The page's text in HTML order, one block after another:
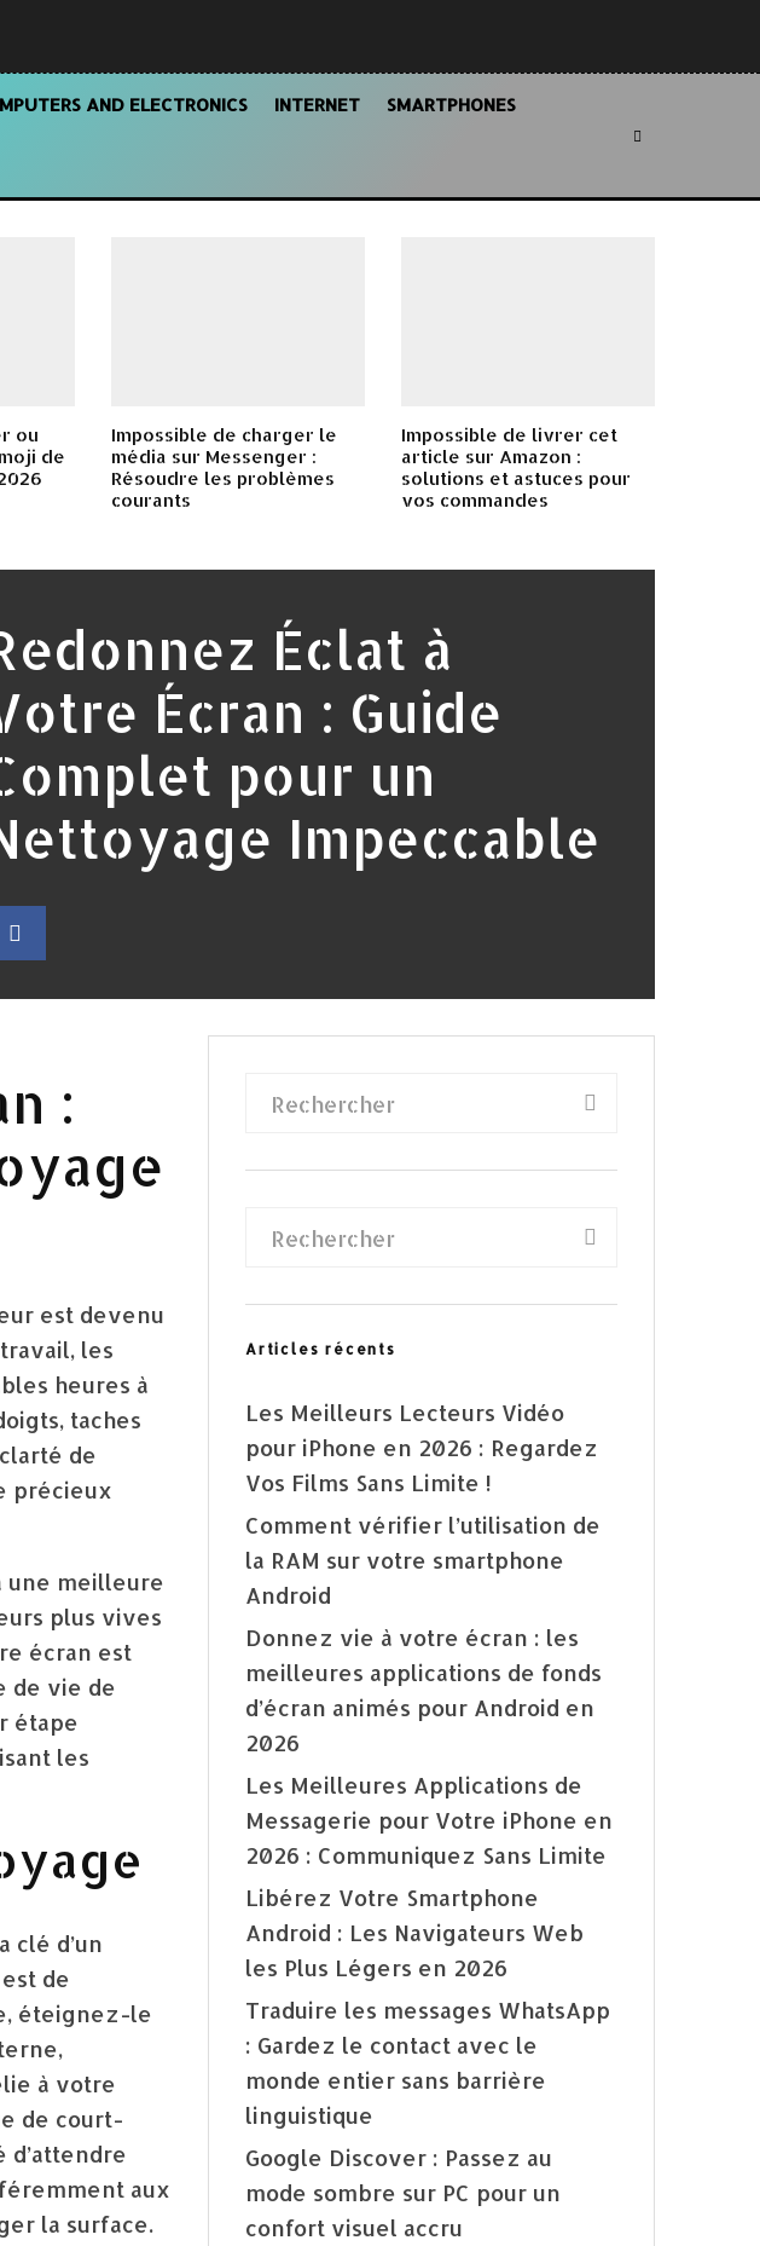
AND ELECTRONICS INTERNET SMARTPHONES
ou
de
Impossible de charger le
média sur Messenger :
Résoudre les problèmes
courants
Impossible de livrer cet
article sur Amazon :
solutions et astuces pour
vos commandes
Éclat à
Écran : Guide
pour un
Impeccable
:
est devenu
les
heures à
taches
de
précieux
une meilleure
plus vives
écran est
de vie de
étape
les
clé d’un
de
éteignez-le
à votre
de court-
d’attendre
aux
la surface.
Articles récents
Les Meilleurs Lecteurs Vidéo
pour iPhone en 2026 : Regardez
Vos Films Sans Limite !
Comment vérifier l’utilisation de
la RAM sur votre smartphone
Android
Donnez vie à votre écran : les
meilleures applications de fonds
d’écran animés pour Android en
2026
Les Meilleures Applications de
Messagerie pour Votre iPhone en
2026 : Communiquez Sans Limite
Libérez Votre Smartphone
Android : Les Navigateurs Web
les Plus Légers en 2026
Traduire les messages WhatsApp
: Gardez le contact avec le
monde entier sans barrière
linguistique
Google Discover : Passez au
mode sombre sur PC pour un
confort visuel accru